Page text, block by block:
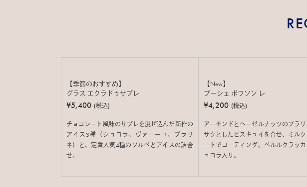
【季節のおすすめ】
グラス エクラドゥサブレ
¥5,400 (税込)
チョコレート風味のサブレを混ぜ込んだ新作の
アイス3種（ショコラ、ヴァニーユ、プラリ
ネ）と、定番人気4種のソルベとアイスの詰合
せ。
【New】
ブーシェ ポワソン レ
¥4,200 (税込)
アーモンドとヘーゼルナッツのプラリ
サクとしたビスキュイを合せ、ミル
ートでコーティング。ペルルクラッ
ョコラ入り。